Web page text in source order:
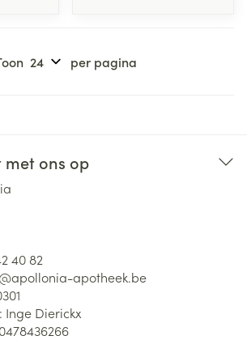
per pagina
met ons op
40 82
apollonia-apotheek.be
Inge Dierickx